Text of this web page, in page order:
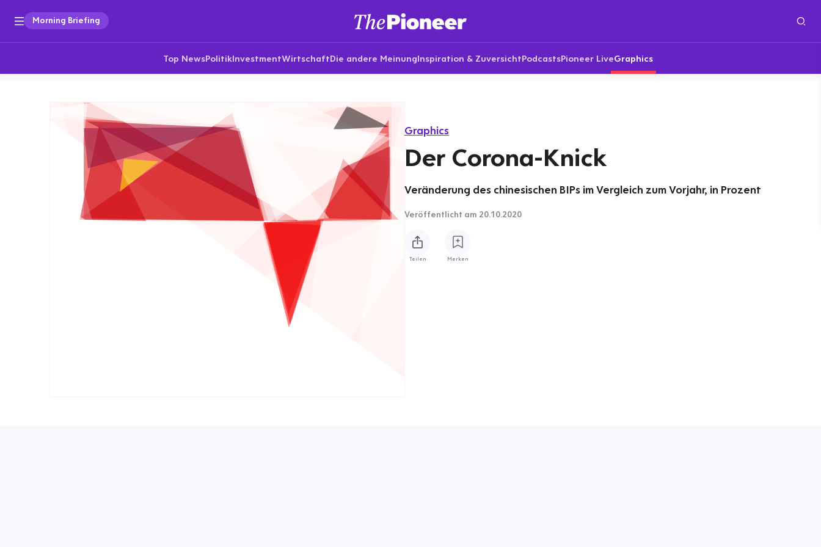
Morning Briefing
Top NewsPolitikInvestmentWirtschaftDie andere MeinungInspiration & ZuversichtPodcastsPioneer LiveGraphics
Graphics
Der Corona-Knick
Veränderung des chinesischen BIPs im Vergleich zum Vorjahr, in Prozent
Veröffentlicht am 20.10.2020
Teilen Merken